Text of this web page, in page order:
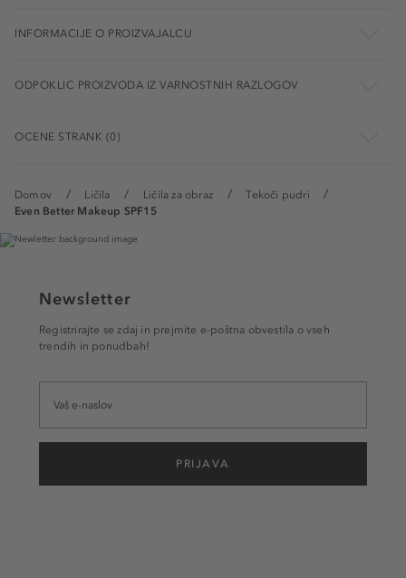
Domov Ličila Ličila za obraz
Tekoči pudri
Even Better Makeup SPF15
INFORMACIJE O PROIZVAJALCU
ODPOKLIC PROIZVODA IZ VARNOSTNIH RAZLOGOV
OCENE STRANK (0)
Newsletter
Registrirajte se zdaj in prejmite e-poštna obvestila o vseh
trendih in ponudbah!
PRIJAVA